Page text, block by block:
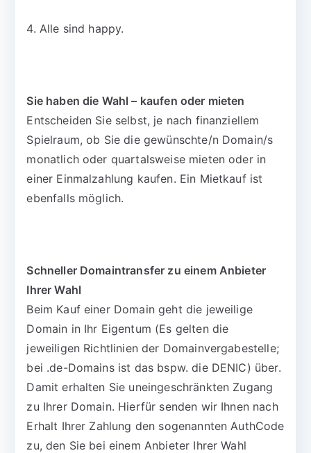
4. Alle sind happy.
Sie haben die Wahl – kaufen oder mieten
Entscheiden Sie selbst, je nach finanziellem
Spielraum, ob Sie die gewünschte/n Domain/s
monatlich oder quartalsweise mieten oder in
einer Einmalzahlung kaufen. Ein Mietkauf ist
ebenfalls möglich.
Schneller Domaintransfer zu einem Anbieter
Ihrer Wahl
Beim Kauf einer Domain geht die jeweilige
Domain in Ihr Eigentum (Es gelten die
jeweiligen Richtlinien der Domainvergabestelle;
bei .de-Domains ist das bspw. die DENIC) über.
Damit erhalten Sie uneingeschränkten Zugang
zu Ihrer Domain. Hierfür senden wir Ihnen nach
Erhalt Ihrer Zahlung den sogenannten AuthCode
zu, den Sie bei einem Anbieter Ihrer Wahl